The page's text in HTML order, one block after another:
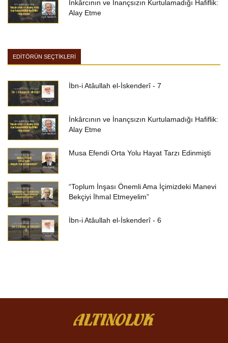
İnkârcının ve İnançsızın Kurtulamadığı Hafiflik:
Alay Etme
EDİTÖRÜN SEÇTİKLERİ
İbn-i Atâullah el-İskenderî - 7
İnkârcının ve İnançsızın Kurtulamadığı Hafiflik:
Alay Etme
Musa Efendi Orta Yolu Hayat Tarzı Edinmişti
“Toplum İnşası Önemli Ama İçimizdeki Manevi
Bekçiyi İhmal Etmeyelim”
İbn-i Atâullah el-İskenderî - 6